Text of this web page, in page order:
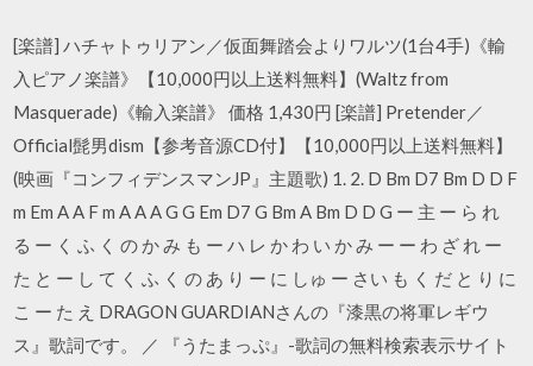
[楽譜] ハチャトゥリアン／仮面舞踏会よりワルツ(1台4手)《輸
入ピアノ楽譜》【10,000円以上送料無料】(Waltz from
Masquerade)《輸入楽譜》 価格 1,430円 [楽譜] Pretender／
Official髭男dism【参考音源CD付】【10,000円以上送料無料】
(映画『コンフィデンスマンJP』主題歌) 1. 2. D Bm D7 Bm D D F
m Em A A F m A A A G G Em D7 G Bm A Bm D D G ー 主 ー ら れ
る ー く ふ く の か み も ー ハ レ か わ い か み ー ー わ ざ れ ー
た と ー し て く ふ く の あ り ー に しゅ ー さい も く だ と り に
こ ー た え DRAGON GUARDIANさんの『漆黒の将軍レギウ
ス』歌詞です。 ／ 『うたまっぷ』-歌詞の無料検索表示サイト